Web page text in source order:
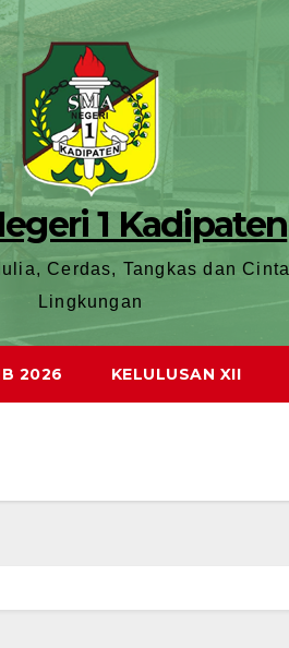
1 Kadipaten
Cerdas, Tangkas dan Cinta
Lingkungan
2026 KELULUSAN XII